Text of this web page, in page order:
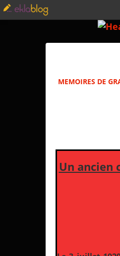
MEMOIRES DE
Un ancien